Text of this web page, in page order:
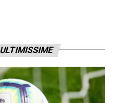
ULTIMISSIME